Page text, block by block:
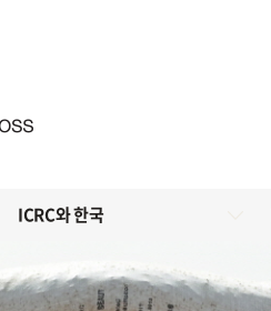
ICRC와 한국